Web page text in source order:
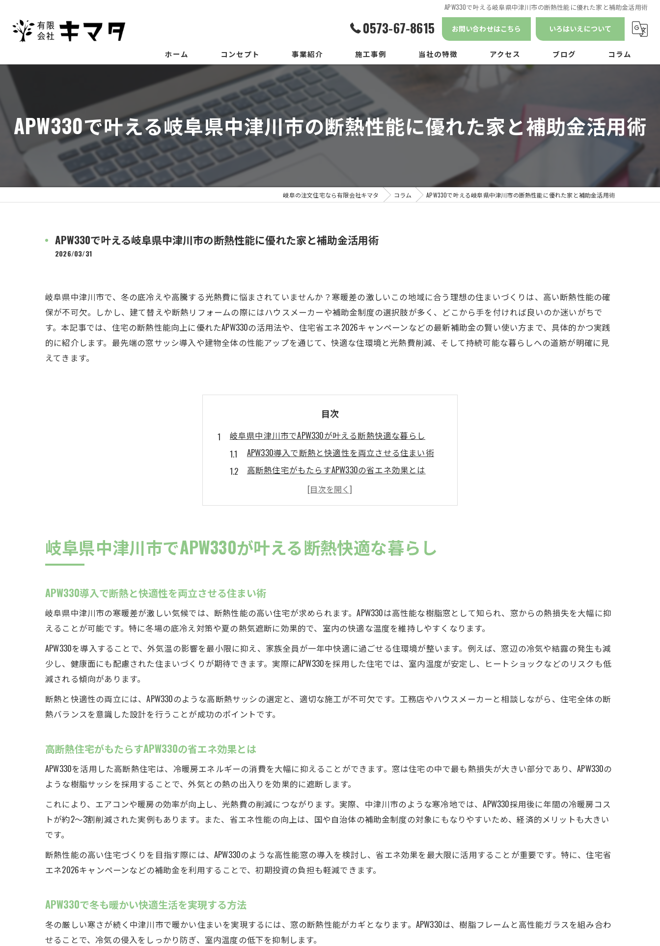
APW330で叶える岐阜県中津川市の断熱性能に優れた家と補助金活用術
0573-67-8615 お問い合わせはこちら いろはいえについて
ホーム コンセプト 事業紹介
家造りまでの流れ
いろはいえの選び方
地震保証付住宅とは
施工事例 当社の特徴
デザイン
施工
アクセス ブログ コラム
APW330で叶える岐阜県中津川市の断熱性能に優れた家と補助金活用術
岐阜の注文住宅なら有限会社キマタ コラム APW330で叶える岐阜県中津川市の断熱性能に優れた家と補助金活用術
APW330で叶える岐阜県中津川市の断熱性能に優れた家と補助金活用術
2026/03/31
岐阜県中津川市で、冬の底冷えや高騰する光熱費に悩まされていませんか？寒暖差の激しいこの地域に合う理想の住まいづくりは、高い断熱性能の確
保が不可欠。しかし、建て替えや断熱リフォームの際にはハウスメーカーや補助金制度の選択肢が多く、どこから手を付ければ良いのか迷いがちで
す。本記事では、住宅の断熱性能向上に優れたAPW330の活用法や、住宅省エネ2026キャンペーンなどの最新補助金の賢い使い方まで、具体的かつ実践
的に紹介します。最先端の窓サッシ導入や建物全体の性能アップを通じて、快適な住環境と光熱費削減、そして持続可能な暮らしへの道筋が明確に見
えてきます。
目次
岐阜県中津川市でAPW330が叶える断熱快適な暮らし
APW330導入で断熱と快適性を両立させる住まい術
高断熱住宅がもたらすAPW330の省エネ効果とは
APW330で冬も暖かい快適生活を実現する方法
リノベーション断熱で光熱費削減を目指すポイント
断熱リフォーム実現にAPW330を活用する方法
APW330による断熱リフォームのメリットと注意点
APW330と耐震補強の同時施工で安心の家を実現
断熱リフォームセミナーで学ぶAPW330活用術
APW330で断熱性能等級7を目指すリフォーム戦略
性能向上リノベの会で得られる断熱補助金情報
性能向上リノベの会で使える断熱補助金の最新情報
断熱リフォーム補助金申請の流れとAPW330の関係
性能向上リノベ補助金でAPW330窓をお得に導入する
高断熱住宅を目指すならAPW330の窓選びのコツ
APW330で選ぶ高断熱窓のポイントと選定基準
断熱性能UPに最適なAPW330窓の種類と特徴
快適な住まいを叶えるAPW330窓リフォーム術
耐震補強と断熱リフォームの成功ポイント
APW330を活かした耐震断熱リフォームの具体策
APW330が支える安全・快適な住まいの実現事例
岐阜県中津川市でAPW330が叶える断熱快適な暮らし
APW330導入で断熱と快適性を両立させる住まい術
岐阜県中津川市の寒暖差が激しい気候では、断熱性能の高い住宅が求められます。APW330は高性能な樹脂窓として知られ、窓からの熱損失を大幅に抑
えることが可能です。特に冬場の底冷え対策や夏の熱気遮断に効果的で、室内の快適な温度を維持しやすくなります。
APW330を導入することで、外気温の影響を最小限に抑え、家族全員が一年中快適に過ごせる住環境が整います。例えば、窓辺の冷気や結露の発生も減
少し、健康面にも配慮された住まいづくりが期待できます。実際にAPW330を採用した住宅では、室内温度が安定し、ヒートショックなどのリスクも低
減される傾向があります。
断熱と快適性の両立には、APW330のような高断熱サッシの選定と、適切な施工が不可欠です。工務店やハウスメーカーと相談しながら、住宅全体の断
熱バランスを意識した設計を行うことが成功のポイントです。
高断熱住宅がもたらすAPW330の省エネ効果とは
APW330を活用した高断熱住宅は、冷暖房エネルギーの消費を大幅に抑えることができます。窓は住宅の中で最も熱損失が大きい部分であり、APW330の
ような樹脂サッシを採用することで、外気との熱の出入りを効果的に遮断します。
これにより、エアコンや暖房の効率が向上し、光熱費の削減につながります。実際、中津川市のような寒冷地では、APW330採用後に年間の冷暖房コス
トが約2～3割削減された実例もあります。また、省エネ性能の向上は、国や自治体の補助金制度の対象にもなりやすいため、経済的メリットも大きい
です。
断熱性能の高い住宅づくりを目指す際には、APW330のような高性能窓の導入を検討し、省エネ効果を最大限に活用することが重要です。特に、住宅省
エネ2026キャンペーンなどの補助金を利用することで、初期投資の負担も軽減できます。
APW330で冬も暖かい快適生活を実現する方法
冬の厳しい寒さが続く中津川市で暖かい住まいを実現するには、窓の断熱性能がカギとなります。APW330は、樹脂フレームと高性能ガラスを組み合わ
せることで、冷気の侵入をしっかり防ぎ、室内温度の低下を抑制します。